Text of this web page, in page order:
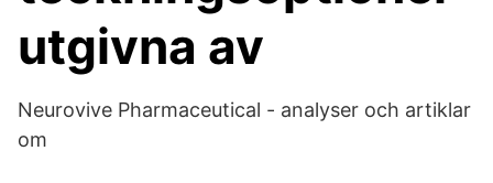
utgivna av
Neurovive Pharmaceutical - analyser och artiklar
om